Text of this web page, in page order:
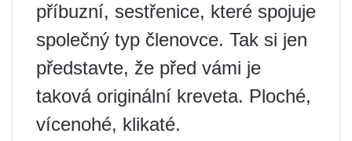
příbuzní, sestřenice, které spojuje
společný typ členovce. Tak si jen
představte, že před vámi je
taková originální kreveta. Ploché,
vícenohé, klikaté.